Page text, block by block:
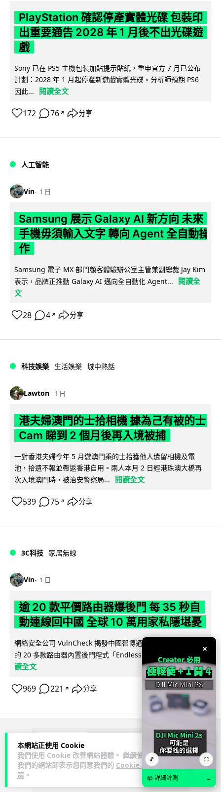
本網站正使用 Cookie
我們使用 Cookie 改善網站體驗。 繼續使用
我們的網站即表示您同意我們的 Cookie 政
策 。
PlayStation 確認停產實體光碟 包裝印
出重要通告 2028 年 1 月後不出光碟遊
戲
Sony 已在 PS5 主機包裝加貼提示貼紙，重申官方 7 月已公布
計劃：2028 年 1 月起停產新遊戲實體光碟。分析師預期 PS6
因此...
閱讀全文
172 76 ↗ 分享
人工智能
Vin 1 日
Samsung 展示 Galaxy AI 新方向 未來
手機毋須輸入文字 轉向 Agent 全自動操
作
Samsung 電子 MX 部門顧客體驗辦公室主管兼副總裁 Jay Kim
表示，品牌正推動 Galaxy AI 邁向全自動化 Agent...
閱讀全
文
28 4 ↗ 分享
科技娛樂 生活娛樂 城中熱話
Lawton 1 日
港夫婦澳門的士拾相機 據為己有被的士
Cam 睇到 2 個月後再入境被捕
一對香港夫婦今年 5 月遊澳門乘的士拾獲他人遺留相機及電
池，拾遺不報並帶返香港自用。兩人本月 2 日經港珠澳大橋再
次入境澳門時，被治安警察局...
閱讀全文
539 75 ↗ 分享
3C科技 家居無線
Vin 1 日
逾 20 款平價路由器爆後門 每 35 秒自
動連線回中國 全球 10 萬用家私隱堪憂
網絡安全公司 VulnCheck 揭發中國智博通電子（Zbtlink）生產
的 20 多款路由器內置後門程式「Endlessdoors」（無盡...
閱
讀全文
969 221 ↗ 分享
×
🎵 ⛶
📖 詳細評測 →